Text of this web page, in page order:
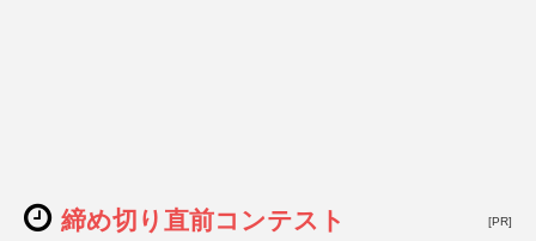
締め切り直前コンテスト [PR]